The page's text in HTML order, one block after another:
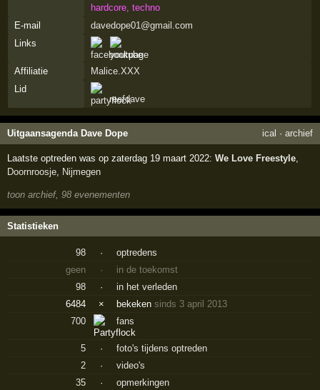
hardcore, techno
E-mail
davedope01@gmail.com
Links
Affiliatie
Malice.XXX
Lid
reefdave
Uitgaansagenda Dave Dope ical · archief
Laatste optreden was op zaterdag 19 maart 2022:We Love Freestyle
Doornroosje
Nijmegen
toon archief, 98 evenementen
Statistieken
98 ·
optredens
geen
·
in de toekomst
98
·
in het verleden
6484
× bekekensinds 3 april 2013
700
fans
5 ·
foto's tijdens optreden
2
·
video's
35
·
opmerkingen